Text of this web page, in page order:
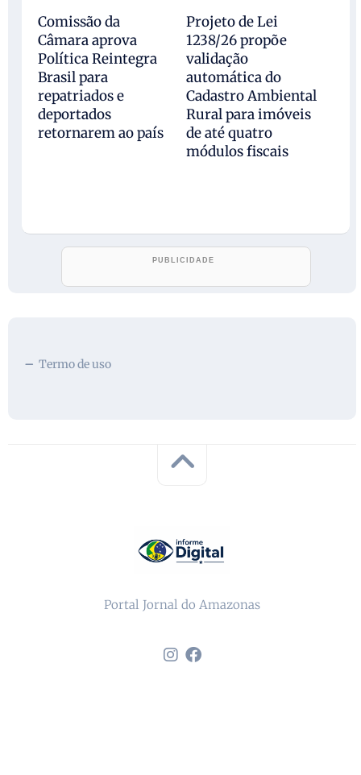
Comissão da
Câmara aprova
Política Reintegra
Brasil para
repatriados e
deportados
retornarem ao país
Projeto de Lei
1238/26 propõe
validação
automática do
Cadastro Ambiental
Rural para imóveis
de até quatro
módulos fiscais
Termo de uso
Portal Jornal do Amazonas